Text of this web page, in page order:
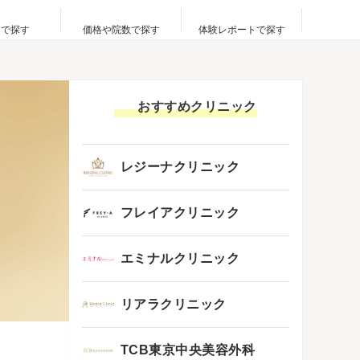
探す 価格や院数で探す 体験レポートで探す
おすすめクリニック
レジーナクリニック
フレイアクリニック
エミナルクリニック
リアラクリニック
TCB東京中央美容外科